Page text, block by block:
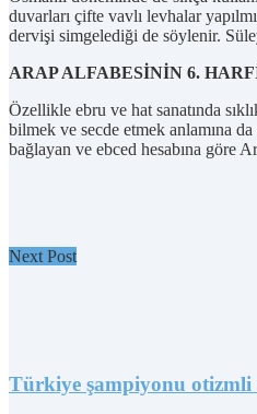
duvarları çifte vavlı levhalar
dervişi simgelediği de söylenir.
ARAP ALFABESİNİN 6.
Özellikle ebru ve hat sanatında
bilmek ve secde etmek anlamına
bağlayan ve ebced hesabına göre
Next Post
Türkiye şampiyonu otizmli